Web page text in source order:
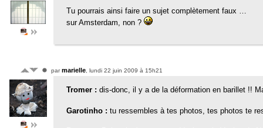
Tu pourrais ainsi faire un sujet complètement faux …
sur Amsterdam, non ?
parmarielle , lundi 22 juin 2009 à 15h21
Tromer : dis-donc, il y a de la déformation en barillet !!
Garotinho : tu ressembles à tes photos, tes photos te